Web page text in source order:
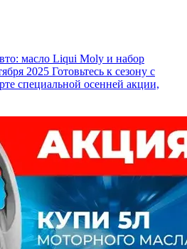
масло Liqui Moly и набор
2025 Готовьтесь к сезону с
специальной осенней акции,